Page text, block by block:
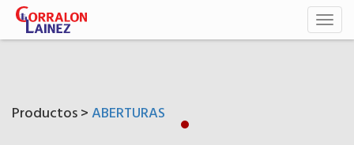
Productos >ABERTURAS